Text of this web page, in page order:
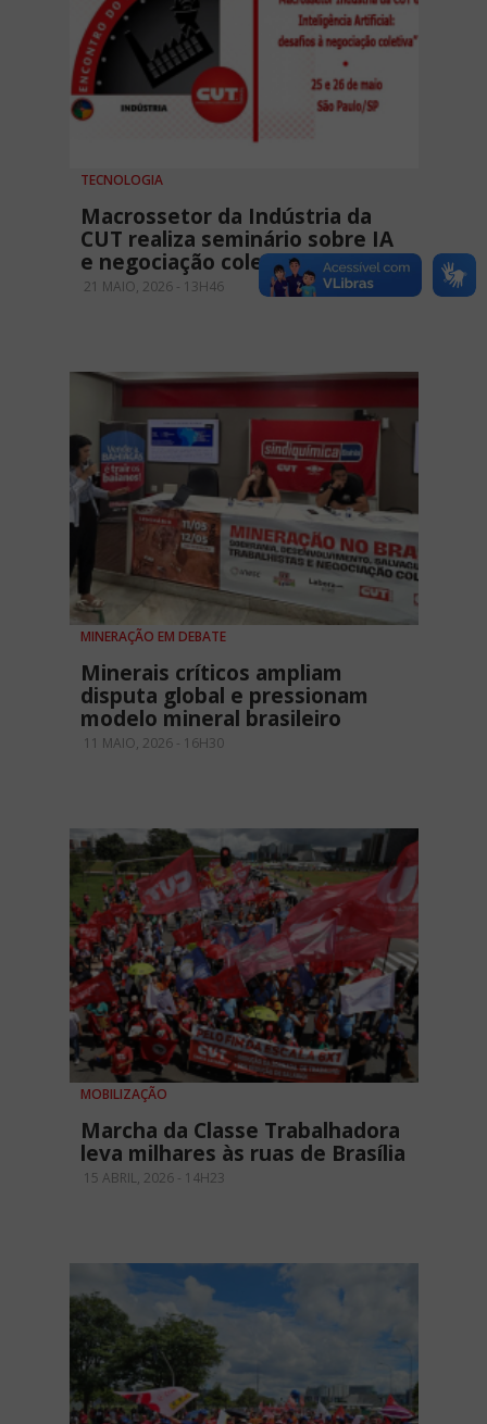
TECNOLOGIA
Macrossetor da Indústria da
CUT realiza seminário sobre IA
e negociação coletiva
21 MAIO, 2026 - 13H46
MINERAÇÃO EM DEBATE
Minerais críticos ampliam
disputa global e pressionam
modelo mineral brasileiro
11 MAIO, 2026 - 16H30
MOBILIZAÇÃO
Marcha da Classe Trabalhadora
leva milhares às ruas de Brasília
15 ABRIL, 2026 - 14H23